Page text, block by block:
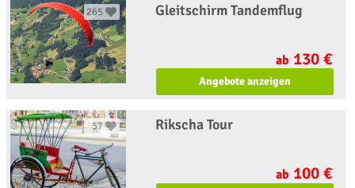
265 Gleitschirm Tandemflug
ab 130 €
Angebote anzeigen
57 Rikscha Tour
ab 100 €